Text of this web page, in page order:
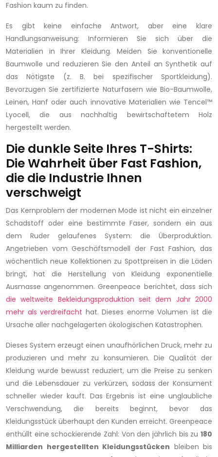
Fashion kaum zu finden.
Es gibt keine einfache Antwort, aber eine klare
Handlungsanweisung: Informieren Sie sich über die
Materialien in Ihrer Kleidung. Meiden Sie konventionelle
Baumwolle und reduzieren Sie den Anteil an Synthetik auf
das Nötigste (z. B. bei spezifischer Sportkleidung).
Bevorzugen Sie zertifizierte Naturfasern wie Bio-Baumwolle,
Leinen, Hanf oder auch innovative Materialien wie Tencel™
Lyocell, die aus nachhaltig bewirtschaftetem Holz
hergestellt werden.
Die dunkle Seite Ihres T-Shirts:
Die Wahrheit über Fast Fashion,
die die Industrie Ihnen
verschweigt
Das Kernproblem der modernen Mode ist nicht ein einzelner
Schadstoff oder eine bestimmte Faser, sondern ein aus
dem Ruder gelaufenes System: die Überproduktion.
Angetrieben vom Geschäftsmodell der Fast Fashion, das
wöchentlich neue Kollektionen zu Spottpreisen in die Läden
bringt, hat die Herstellung von Kleidung exponentielle
Ausmasse angenommen. Greenpeace berichtet, dass sich
die weltweite Bekleidungsproduktion seit dem Jahr 2000
mehr als verdreifacht hat. Dieses enorme Volumen ist die
Ursache aller nachgelagerten ökologischen Katastrophen.
Dieses System erzeugt einen unaufhörlichen Druck, mehr zu
produzieren und mehr zu konsumieren. Die Qualität der
Kleidung wurde bewusst reduziert, um die Preise zu senken
und die Lebensdauer zu verkürzen, sodass der Konsument
schneller wieder kauft. Das Ergebnis ist eine unglaubliche
Verschwendung, die bereits beginnt, bevor das
Kleidungsstück überhaupt den Kunden erreicht. Greenpeace
enthüllt eine schockierende Zahl: Von den jährlich bis zu 180
Milliarden hergestellten Kleidungsstücken bleiben bis